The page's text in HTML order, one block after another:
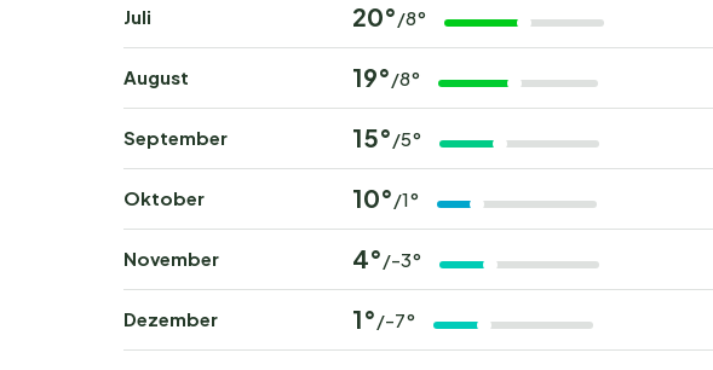
Juli 20° /8°
August 19° /8°
September 15° /5°
Oktober 10° /1°
November 4° /-3°
Dezember 1° /-7°